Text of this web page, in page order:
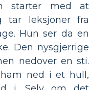
starter med at
leksjoner fra
Hun ser da en
Den nysgjerrige
nedover en sti.
ned i et hull,